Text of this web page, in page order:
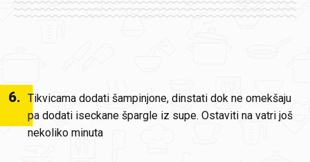
6. Tikvicama dodati šampinjone, dinstati dok ne omekšaju
pa dodati iseckane špargle iz supe. Ostaviti na vatri još
nekoliko minuta